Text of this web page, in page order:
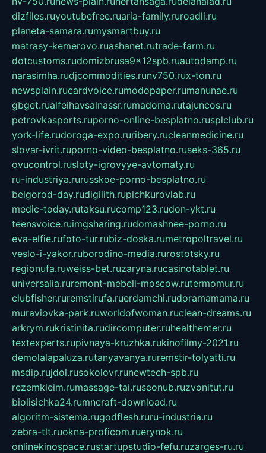
dizfiles.ruyoutubefree.ruaria-family.ruroadli.ru
planeta-samara.rumysmartbuy.ru
matrasy-kemerovo.ruashanet.rutrade-farm.ru
dotcustoms.rudomizbrusa9x12spb.ruautodamp.ru
narasimha.rudjcommodities.runv750.rux-ton.ru
newsplain.rucardvoice.rumodopaper.rumanunae.ru
gbget.rualfeihavsalnassr.rumadoma.rutajuncos.ru
petrovkasports.ruporno-online-besplatno.rusplclub.ru
york-life.rudoroga-expo.ruribery.rucleanmedicine.ru
slovar-ivrit.ruporno-video-besplatno.ruseks-365.ru
ovucontrol.rusloty-igrovyye-avtomaty.ru
ru-industriya.rurusskoe-porno-besplatno.ru
belgorod-day.rudigilith.rupichkurovlab.ru
medic-today.rutaksu.rucomp123.rudon-ykt.ru
teensvoice.ruimgsharing.rudomashnee-porno.ru
eva-elfie.rufoto-tur.rubiz-doska.rumetropoltravel.ru
veslo-i-yakor.ruborodino-media.rurostotsky.ru
regionufa.ruweiss-bet.ruzaryna.rucasinotablet.ru
universalia.ruremont-mebeli-moscow.rutermomur.ru
clubfisher.ruremstirufa.ruerdamchi.rudoramamama.ru
muraviovka-park.ruworldofwoman.ruclean-dreams.ru
arkrym.rukristinita.rudircomputer.ruhealthenter.ru
textexperts.rupivnaya-kruzhka.rukinofilmy-2021.ru
demolalapaluza.rutanyavanya.ruremstir-tolyatti.ru
msdip.rujdol.rusokolovr.runewtech-spb.ru
rezemkleim.rumassage-tai.ruseonub.ruzvonitut.ru
biolisichka24.rumncraft-download.ru
algoritm-sistema.rugodflesh.ruru-industria.ru
zebra-tlt.ruokna-proficom.ruerynok.ru
onlinekinospace.rustartupstudio-fefu.ruzarges-ru.ru